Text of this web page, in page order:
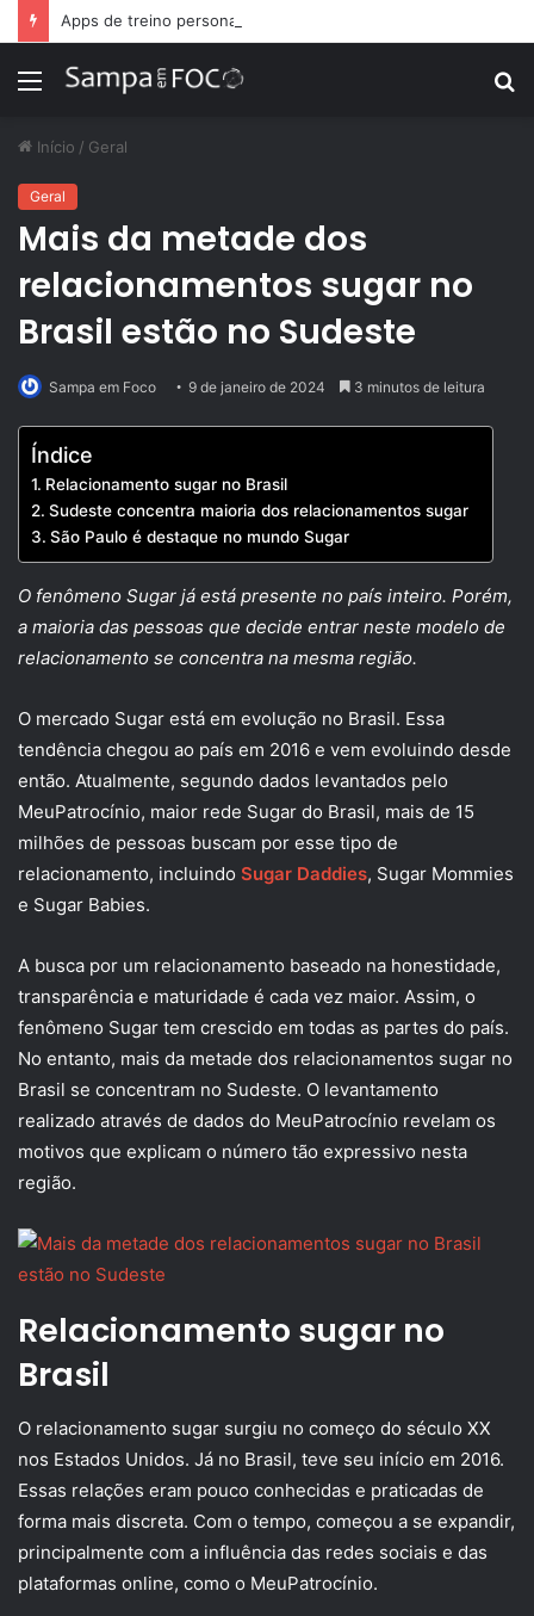
Menu
Início / Geral
Geral
Mais da metade dos
relacionamentos sugar no
Brasil estão no Sudeste
Sampa em Foco 9 de janeiro de 2024 3 minutos de leitura
Índice
Relacionamento sugar no Brasil
Sudeste concentra maioria dos relacionamentos sugar
São Paulo é destaque no mundo Sugar
O fenômeno Sugar já está presente no país inteiro. Porém,
a maioria das pessoas que decide entrar neste modelo de
relacionamento se concentra na mesma região.
O mercado Sugar está em evolução no Brasil. Essa
tendência chegou ao país em 2016 e vem evoluindo desde
então. Atualmente, segundo dados levantados pelo
MeuPatrocínio, maior rede Sugar do Brasil, mais de 15
milhões de pessoas buscam por esse tipo de
relacionamento, incluindo Sugar Daddies, Sugar Mommies
e Sugar Babies.
A busca por um relacionamento baseado na honestidade,
transparência e maturidade é cada vez maior. Assim, o
fenômeno Sugar tem crescido em todas as partes do país.
No entanto, mais da metade dos relacionamentos sugar no
Brasil se concentram no Sudeste. O levantamento
realizado através de dados do MeuPatrocínio revelam os
motivos que explicam o número tão expressivo nesta
região.
Relacionamento sugar no
Brasil
O relacionamento sugar surgiu no começo do século XX
nos Estados Unidos. Já no Brasil, teve seu início em 2016.
Essas relações eram pouco conhecidas e praticadas de
forma mais discreta. Com o tempo, começou a se expandir,
principalmente com a influência das redes sociais e das
plataformas online, como o MeuPatrocínio.